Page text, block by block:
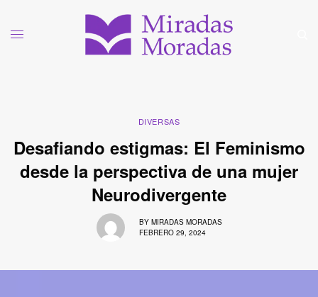
DIVERSAS
Desafiando estigmas: El Feminismo
desde la perspectiva de una mujer
Neurodivergente
BY MIRADAS MORADAS
FEBRERO 29, 2024